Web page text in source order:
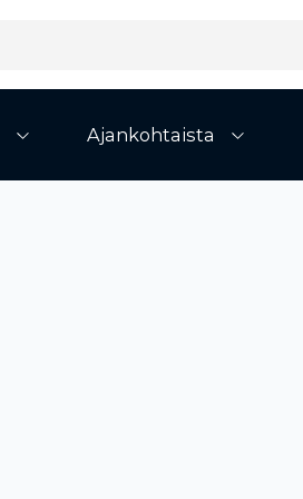
Avaa alivalikko
Ajankohtaista